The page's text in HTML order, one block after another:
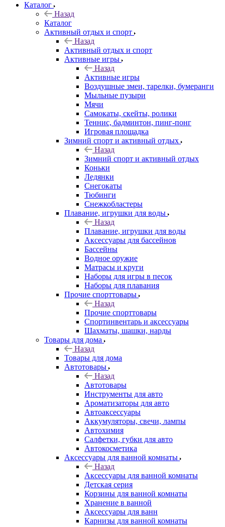
Каталог
Назад
Каталог
Активный отдых и спорт
Назад
Активный отдых и спорт
Активные игры
Назад
Активные игры
Воздушные змеи, тарелки, бумеранги
Мыльные пузыри
Мячи
Самокаты, скейты, ролики
Теннис, бадминтон, пинг-понг
Игровая площадка
Зимний спорт и активный отдых
Назад
Зимний спорт и активный отдых
Коньки
Ледянки
Снегокаты
Тюбинги
Снежкобластеры
Плавание, игрушки для воды
Назад
Плавание, игрушки для воды
Аксессуары для бассейнов
Бассейны
Водное оружие
Матрасы и круги
Наборы для игры в песок
Наборы для плавания
Прочие спорттовары
Назад
Прочие спорттовары
Спортинвентарь и аксессуары
Шахматы, шашки, нарды
Товары для дома
Назад
Товары для дома
Автотовары
Назад
Автотовары
Инструменты для авто
Ароматизаторы для авто
Автоаксессуары
Аккумуляторы, свечи, лампы
Автохимия
Салфетки, губки для авто
Автокосметика
Аксессуары для ванной комнаты
Назад
Аксессуары для ванной комнаты
Детская серия
Корзины для ванной комнаты
Хранение в ванной
Аксессуары для ванн
Карнизы для ванной комнаты